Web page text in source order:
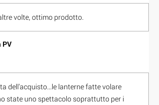
volte, ottimo prodotto.
PV
dell'acquisto...le lanterne fatte volare
state uno spettacolo soprattutto per i